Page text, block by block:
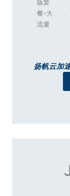
版套
餐-大
流量
扬帆云加